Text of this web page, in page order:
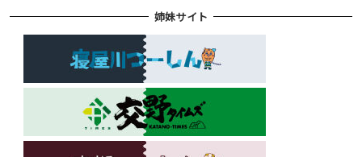
姉妹サイト